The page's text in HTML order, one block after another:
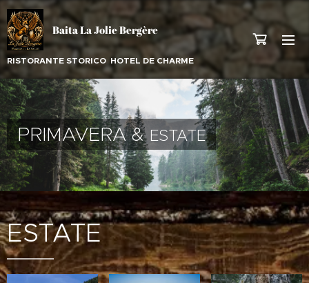
Baita La Jolie Bergère
RISTORANTE STORICO HOTEL DE CHARME
PRIMAVERA &ESTATE
ESTATE